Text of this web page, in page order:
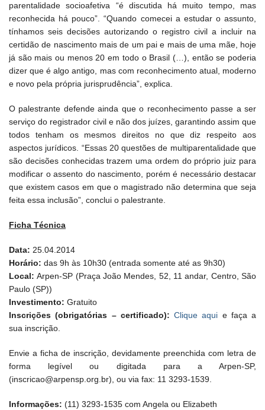
parentalidade socioafetiva “é discutida há muito tempo, mas
reconhecida há pouco”. “Quando comecei a estudar o assunto,
tínhamos seis decisões autorizando o registro civil a incluir na
certidão de nascimento mais de um pai e mais de uma mãe, hoje
já são mais ou menos 20 em todo o Brasil (…), então se poderia
dizer que é algo antigo, mas com reconhecimento atual, moderno
e novo pela própria jurisprudência”, explica.
O palestrante defende ainda que o reconhecimento passe a ser
serviço do registrador civil e não dos juízes, garantindo assim que
todos tenham os mesmos direitos no que diz respeito aos
aspectos jurídicos. “Essas 20 questões de multiparentalidade que
são decisões conhecidas trazem uma ordem do próprio juiz para
modificar o assento do nascimento, porém é necessário destacar
que existem casos em que o magistrado não determina que seja
feita essa inclusão”, conclui o palestrante.
Ficha Técnica
Data: 25.04.2014
Horário: das 9h às 10h30 (entrada somente até as 9h30)
Local: Arpen-SP (Praça João Mendes, 52, 11 andar, Centro, São
Paulo (SP))
Investimento: Gratuito
Inscrições (obrigatórias – certificado): Clique aqui e faça a
sua inscrição.
Envie a ficha de inscrição, devidamente preenchida com letra de
forma legível ou digitada para a Arpen-SP,
(inscricao@arpensp.org.br), ou via fax: 11 3293-1539.
Informações: (11) 3293-1535 com Angela ou Elizabeth